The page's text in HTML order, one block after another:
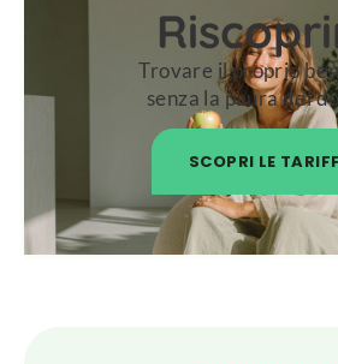
Trovare il proprio
senza la paura del
SCOPRI LE